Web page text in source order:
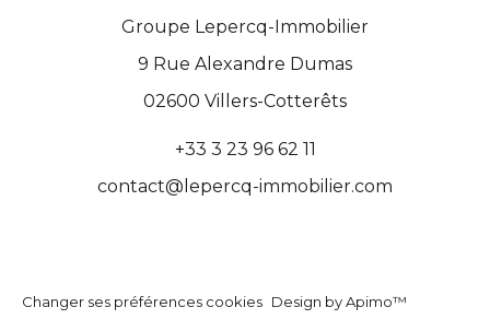
Groupe Lepercq-Immobilier
9 Rue Alexandre Dumas
02600 Villers-Cotterêts
+33 3 23 96 62 11
contact@lepercq-immobilier.com
Changer ses préférences cookies Design byApimo™